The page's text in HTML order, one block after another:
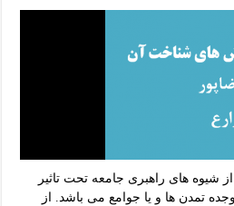
شیوه های راهبری جامعه تحت تاثیر
تمدن ها و یا جوامع می باشد. از